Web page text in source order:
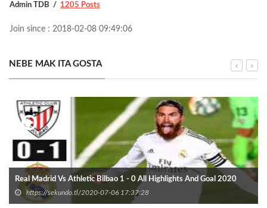
Admin TDB 1205 Posts
Join since : 2018-02-08 09:49:06
NEBE MAK ITA GOSTA
Real Madrid Vs Athletic Bilbao 1 - 0 All Highlights And Goal 2020
https://sekundo.tl/2020-07-06 17:37:28